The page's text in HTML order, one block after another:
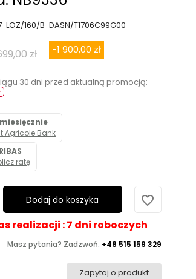
160/B-DASN/T1706C99G00
zł -1 900,00 zł
30 dni przed aktualną promocją:
miesięcznie
Agricole Bank
ratę
Dodaj do koszyka favorite_border
realizacji : 7 dni roboczych
Masz pytania? Zadzwoń: +48 515 159 329
Zapytaj o produkt